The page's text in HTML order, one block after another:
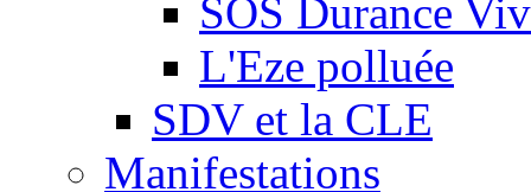
SOS Durance
L'Eze polluée
SDV et la CLE
Manifestations